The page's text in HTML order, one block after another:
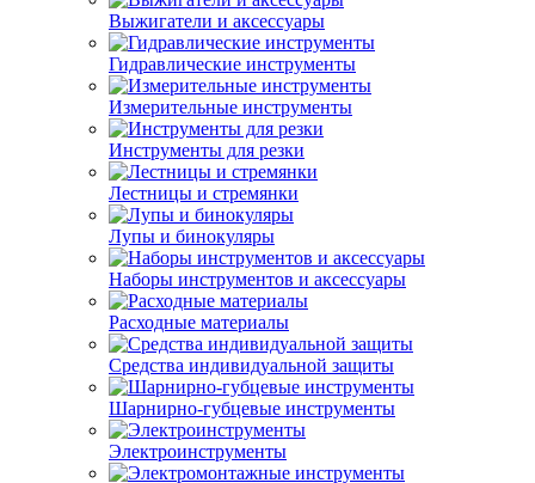
Выжигатели и аксессуары
Гидравлические инструменты
Измерительные инструменты
Инструменты для резки
Лестницы и стремянки
Лупы и бинокуляры
Наборы инструментов и аксессуары
Расходные материалы
Средства индивидуальной защиты
Шарнирно-губцевые инструменты
Электроинструменты